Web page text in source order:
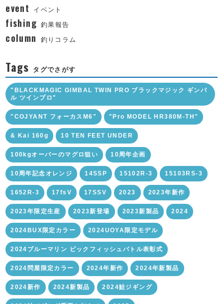
event イベント
fishing 釣果報告
column 釣りコラム
Tags タグでさがす
"BLACKMAGIC GIMBAL TWIN PRO ブラックマジック ギンバ
ル ツインプロ"
"COJYANT フォーカスM6" "Pro MODEL HR380M-TH"
& Kai 160g 10 TEN FEET UNDER
100kgオーバーのマグロ狙い 10周年企画
10周年記念オレンジ 14SSP 15102R-3 15103RS-3
1652R-3 17fsV 17SSV 2023 2023年新作
2023年限定生産 2023新登場 2023新製品 2024
2024BUX限定カラー 2024UOYA限定モデル
2024ブルーマリン ビックフィッシュバトル表彰式
2024問屋限定カラー 2024年新作 2024年新製品
2024新作 2024新製品 2024鮭ジギング